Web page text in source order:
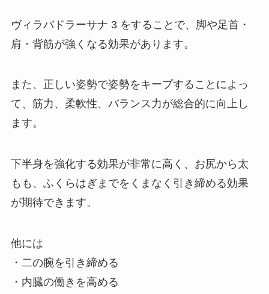
ヴィラバドラーサナ 3 をすることで、脚や足首・
肩・背筋が強くなる効果があります。
また、正しい姿勢で姿勢をキープすることによっ
て、筋力、柔軟性、バランス力が総合的に向上し
ます。
下半身を強化する効果が非常に高く、お尻から太
もも、ふくらはぎまでをくまなく引き締める効果
が期待できます。
他には
・二の腕を引き締める
・内臓の働きを高める